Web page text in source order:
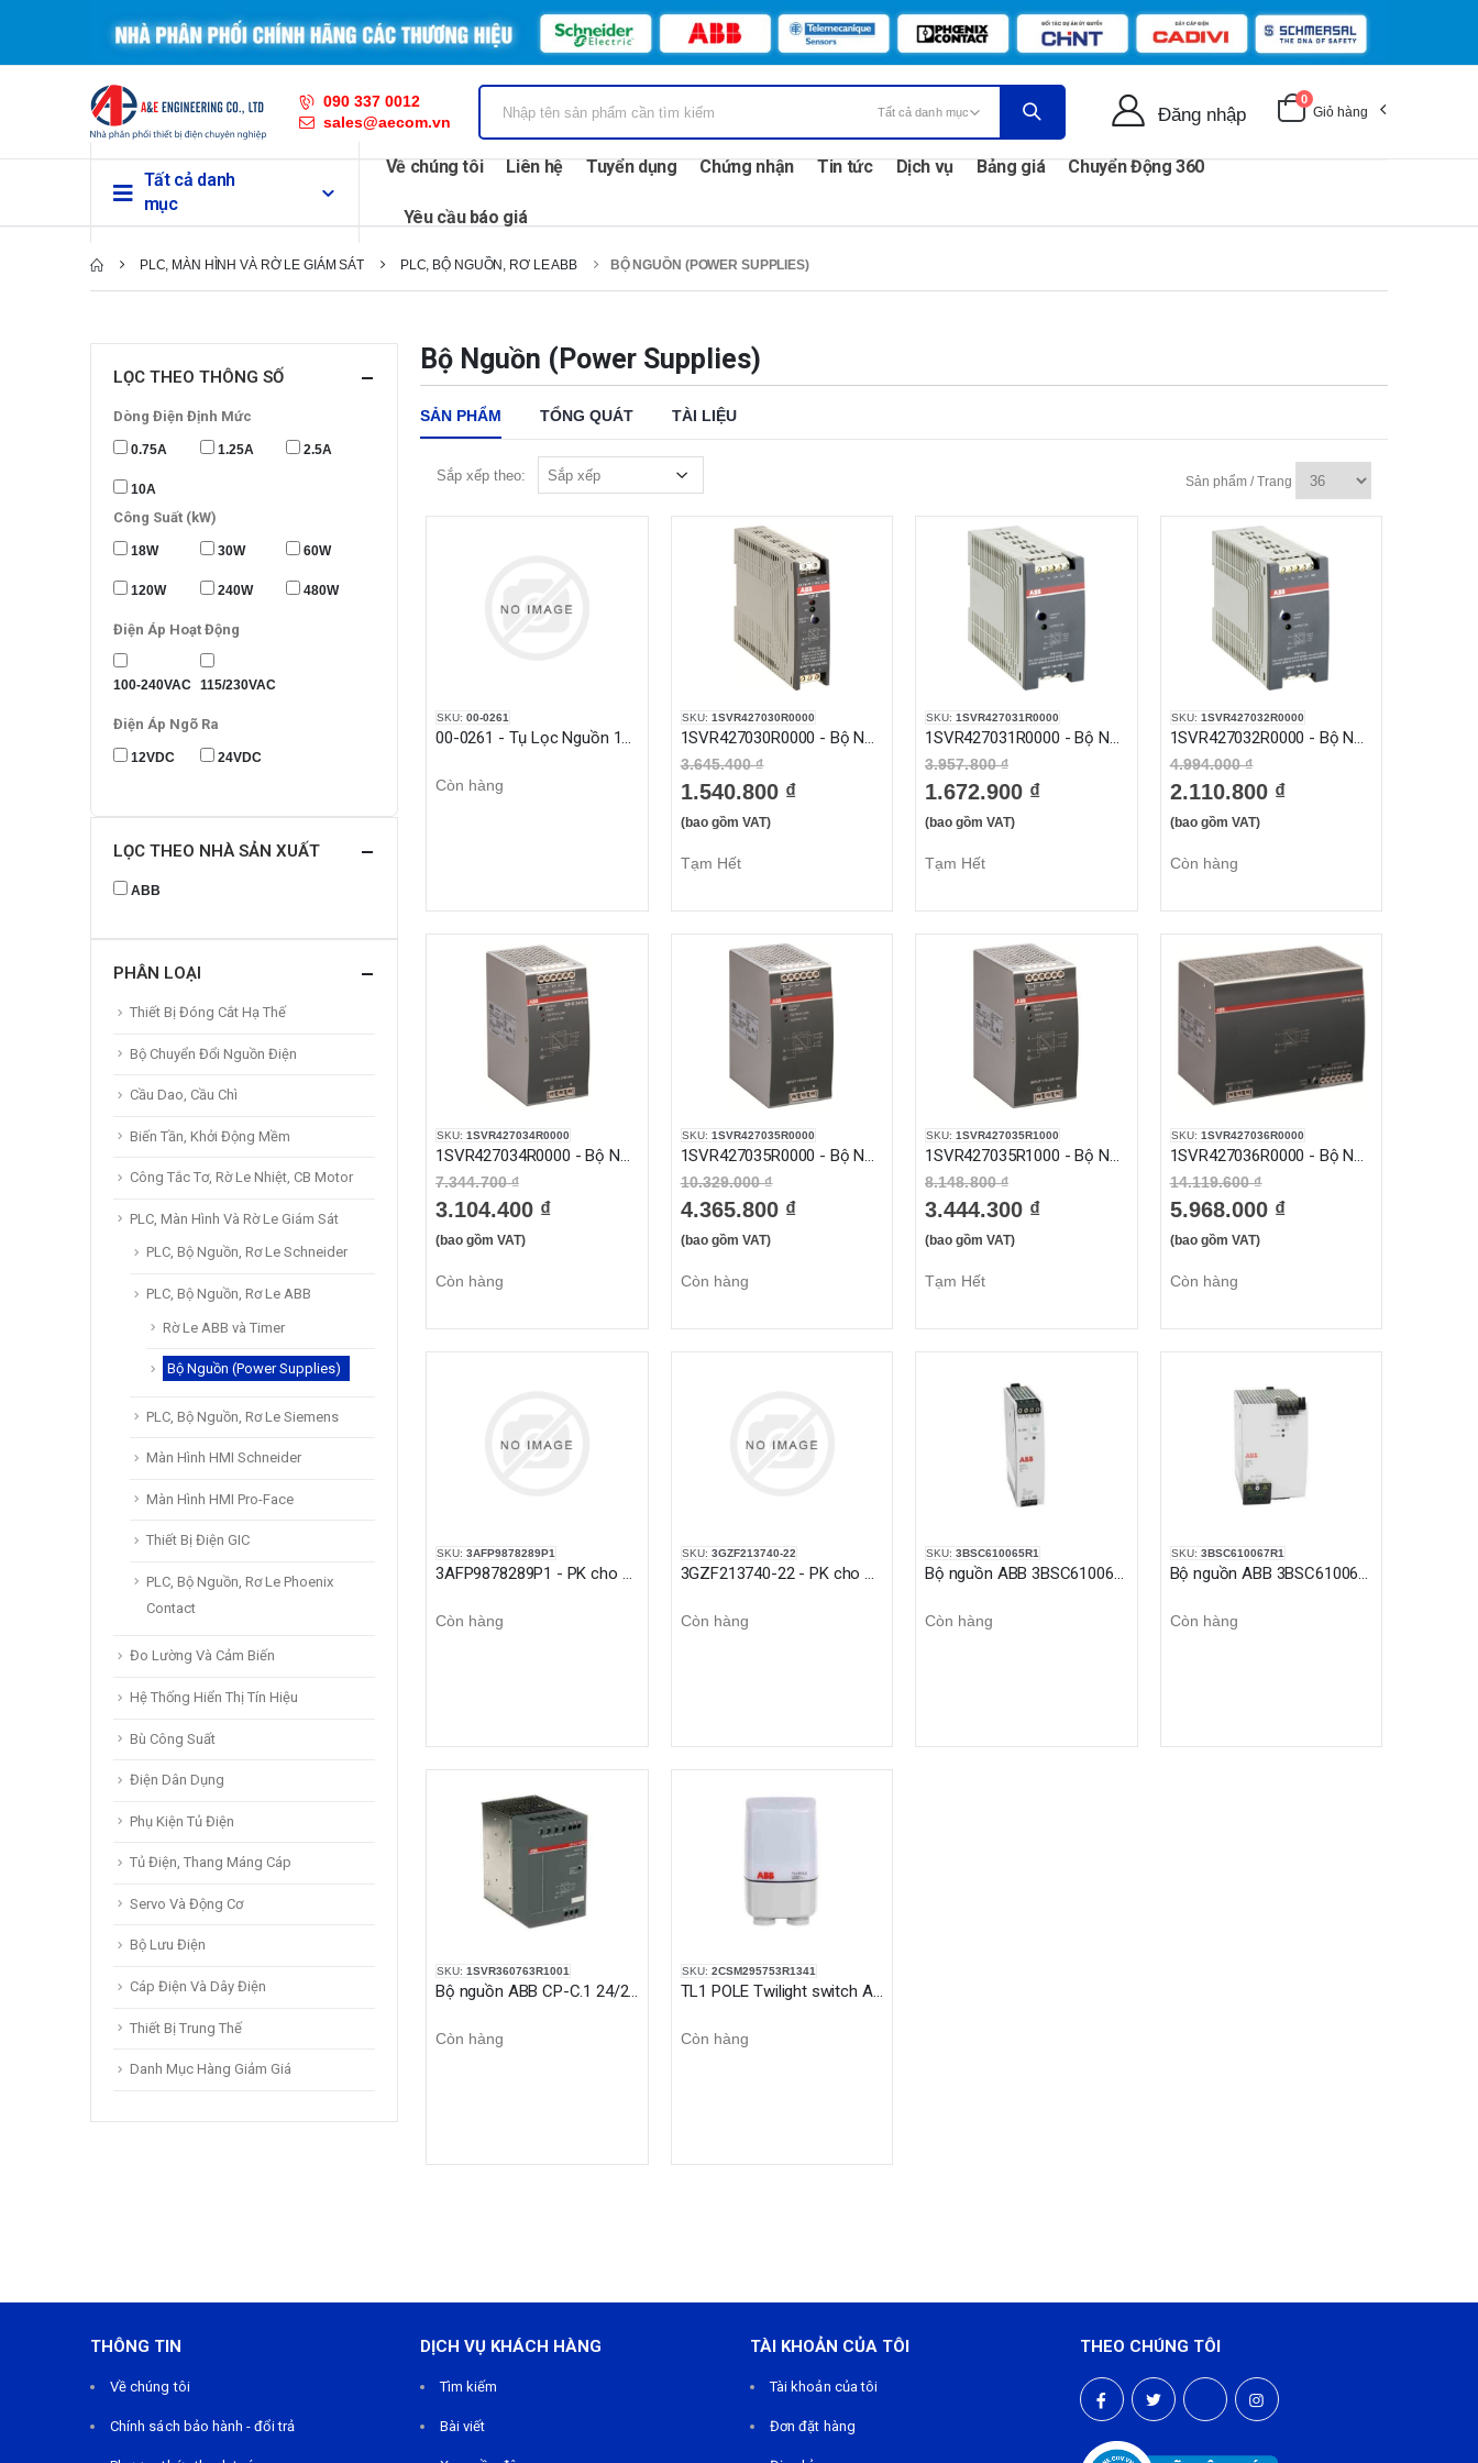
090 337 0012
sales@aecom.vn
Đăng nhập
0
Giỏ hàng
Tất cả danh
mục
Về chúng tôi Liên hệ Tuyển dụng Chứng nhận Tin tức Dịch vụ Bảng giá Chuyển Động 360
Yêu cầu báo giá
PLC, MÀN HÌNH VÀ RỜ LE GIÁM SÁT PLC, BỘ NGUỒN, RƠ LE ABB BỘ NGUỒN (POWER SUPPLIES)
Bộ Nguồn (Power Supplies)
SẢN PHẨM TỔNG QUÁT TÀI LIỆU
Sắp xếp theo: Sản phẩm / Trang
SKU: 00-0261
00-0261 - Tụ Lọc Nguồn 1000MF 450VDC
Còn hàng
SKU: 1SVR427030R0000
1SVR427030R0000 - Bộ Nguồn 1 Pha 100-240VAC 0.75A Áp Ra 24VDC (CP-E 24/0.75)
3.645.400 ₫
1.540.800 ₫
(bao gồm VAT)
Tạm Hết
SKU: 1SVR427031R0000
1SVR427031R0000 - Bộ Nguồn 1 Pha 100-240VAC 1.25A Áp Ra 24VDC (CP-E 24/1.25)
3.957.800 ₫
1.672.900 ₫
(bao gồm VAT)
Tạm Hết
SKU: 1SVR427032R0000
1SVR427032R0000 - Bộ Nguồn 1 Pha 100-240VAC 2.5A Áp Ra 24VDC (CP-E 24/2.5)
4.994.000 ₫
2.110.800 ₫
(bao gồm VAT)
Còn hàng
SKU: 1SVR427034R0000
1SVR427034R0000 - Bộ Nguồn 1 Pha 115/230VAC 5A Áp Ra 24VDC (CP-E 24/5.0)
7.344.700 ₫
3.104.400 ₫
(bao gồm VAT)
Còn hàng
SKU: 1SVR427035R0000
1SVR427035R0000 - Bộ Nguồn 1 Pha 115/230VAC 10A Áp Ra 24VDC (CP-E 24/10.0)
10.329.000 ₫
4.365.800 ₫
(bao gồm VAT)
Còn hàng
SKU: 1SVR427035R1000
1SVR427035R1000 - Bộ Nguồn 1 Pha 115/230VAC 10A Áp Ra 12VDC (CP-E 12/10.0)
8.148.800 ₫
3.444.300 ₫
(bao gồm VAT)
Tạm Hết
SKU: 1SVR427036R0000
1SVR427036R0000 - Bộ Nguồn 1 Pha 115/230VAC 20A Áp Ra 24VDC (CP-E 24/20.0)
14.119.600 ₫
5.968.000 ₫
(bao gồm VAT)
Còn hàng
SKU: 3AFP9878289P1
3AFP9878289P1 - PK cho động cơ M3BM (End Shield)
Còn hàng
SKU: 3GZF213740-22
3GZF213740-22 - PK cho động cơ M3BP (End Shield)
Còn hàng
SKU: 3BSC610065R1
Bộ nguồn ABB 3BSC610065R1 5A 24VDC
Còn hàng
SKU: 3BSC610067R1
Bộ nguồn ABB 3BSC610067R1 20A 24VDC
Còn hàng
SKU: 1SVR360763R1001
Bộ nguồn ABB CP-C.1 24/20.0 480W 24VDC
Còn hàng
SKU: 2CSM295753R1341
TL1 POLE Twilight switch ABB (TL1 Pole)
Còn hàng
LỌC THEO THÔNG SỐ
Dòng Điện Định Mức
0.75A 1.25A 2.5A
10A
Công Suất (kW)
18W 30W 60W
120W 240W 480W
Điện Áp Hoạt Động
100-240VAC 115/230VAC
Điện Áp Ngõ Ra
12VDC 24VDC
LỌC THEO NHÀ SẢN XUẤT
ABB
PHÂN LOẠI
Thiết Bị Đóng Cắt Hạ Thế
Bộ Chuyển Đổi Nguồn Điện
Cầu Dao, Cầu Chì
Biến Tần, Khởi Động Mềm
Công Tắc Tơ, Rờ Le Nhiệt, CB Motor
PLC, Màn Hình Và Rờ Le Giám Sát
PLC, Bộ Nguồn, Rơ Le Schneider
PLC, Bộ Nguồn, Rơ Le ABB
Rờ Le ABB và Timer
Bộ Nguồn (Power Supplies)
PLC, Bộ Nguồn, Rơ Le Siemens
Màn Hình HMI Schneider
Màn Hình HMI Pro-Face
Thiết Bị Điện GIC
PLC, Bộ Nguồn, Rơ Le Phoenix
Contact
Đo Lường Và Cảm Biến
Hệ Thống Hiển Thị Tín Hiệu
Bù Công Suất
Điện Dân Dụng
Phụ Kiện Tủ Điện
Tủ Điện, Thang Máng Cáp
Servo Và Động Cơ
Bộ Lưu Điện
Cáp Điện Và Dây Điện
Thiết Bị Trung Thế
Danh Mục Hàng Giảm Giá
THÔNG TIN
Về chúng tôi
Chính sách bảo hành - đổi trả
DỊCH VỤ KHÁCH HÀNG
Tìm kiếm
Bài viết
TÀI KHOẢN CỦA TÔI
Tài khoản của tôi
Đơn đặt hàng
THEO CHÚNG TÔI